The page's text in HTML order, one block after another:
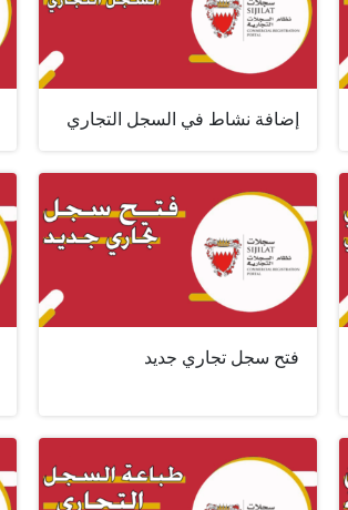
إضافة نشاط في السجل التجاري
فتح سجل تجاري جديد